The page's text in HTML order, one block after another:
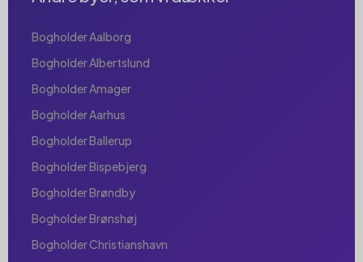
Bogholder Aalborg
Bogholder Albertslund
Bogholder Amager
Bogholder Aarhus
Bogholder Ballerup
Bogholder Bispebjerg
Bogholder Brøndby
Bogholder Brønshøj
Bogholder Christianshavn